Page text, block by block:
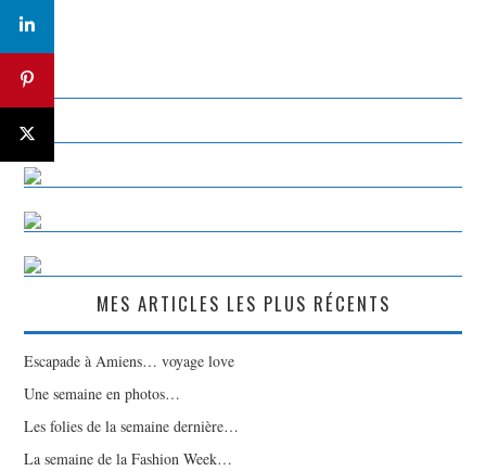
MES ARTICLES LES PLUS RÉCENTS
Escapade à Amiens… voyage love
Une semaine en photos…
Les folies de la semaine dernière…
La semaine de la Fashion Week…